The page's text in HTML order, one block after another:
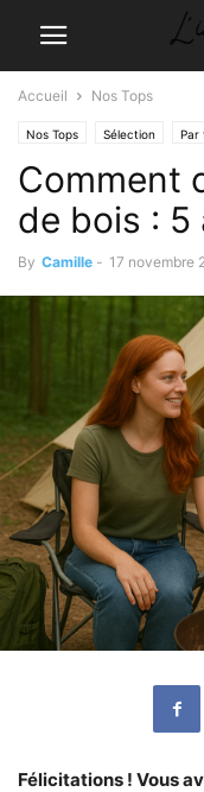
Accueil Nos Tops
Nos Tops Sélection Par
Comment
de bois : 5
By Camille - 17 novembre
Félicitations ! Vous